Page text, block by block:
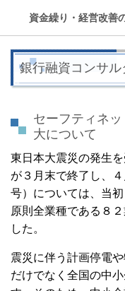
資金繰り・経営改善
銀行融資コンサ
セーフティネ
大について
東日本大震災の発生
が３月末で終了し、
号）については、当
原則全業種である８
した。
震災に伴う計画停電
だけでなく全国の中